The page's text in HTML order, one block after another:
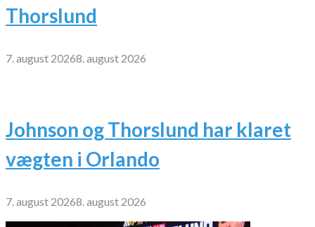
Thorslund
7. august 20268. august 2026
Johnson og Thorslund har klaret
vægten i Orlando
7. august 20268. august 2026